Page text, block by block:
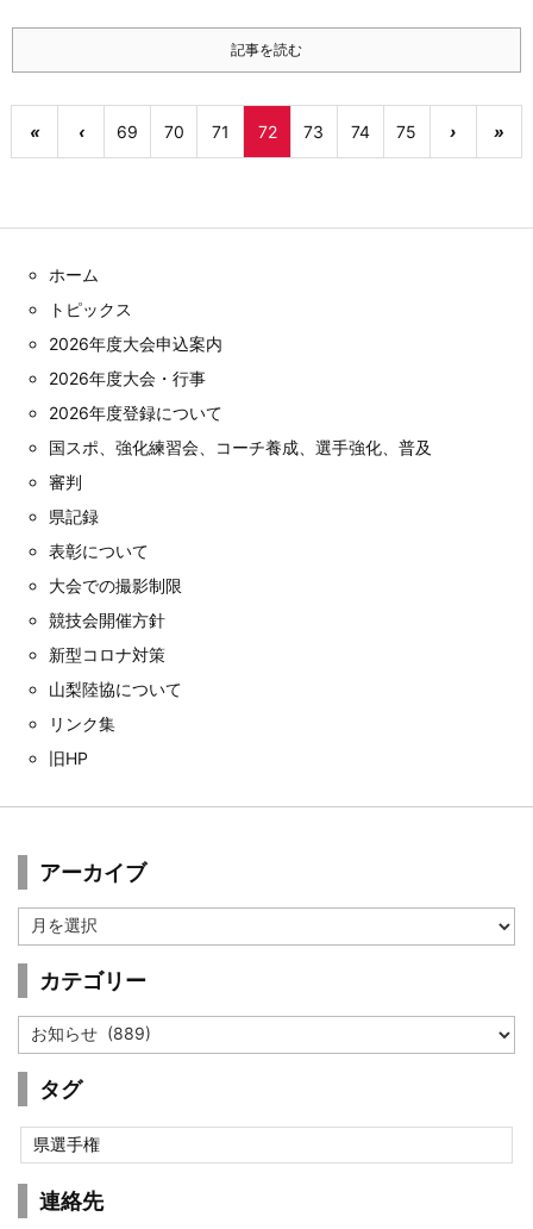
記事を読む
« ‹ 69 70 71 72 73 74 75 › »
ホーム
トピックス
2026年度大会申込案内
2026年度大会・行事
2026年度登録について
国スポ、強化練習会、コーチ養成、選手強化、普及
審判
県記録
表彰について
大会での撮影制限
競技会開催方針
新型コロナ対策
山梨陸協について
リンク集
旧HP
アーカイブ
ー
カ
カテゴリー
テ
ゴ
タグ
県選手権
連絡先